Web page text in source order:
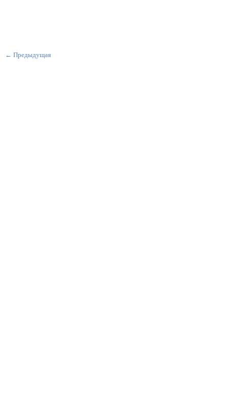
← Предыдущая